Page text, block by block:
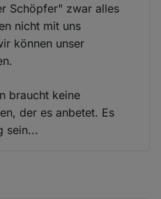
Schöpfer" zwar alles
nicht mit uns
können unser
braucht keine
der es anbetet. Es
sein...